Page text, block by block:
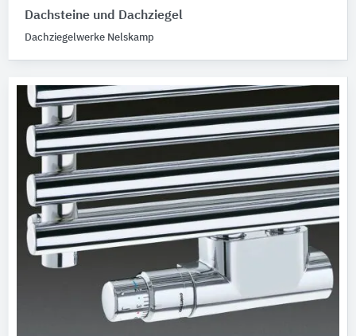
Dachsteine und Dachziegel
Dachziegelwerke Nelskamp